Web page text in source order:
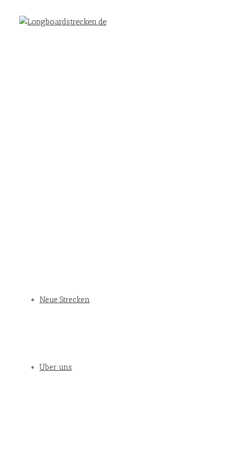
Neue Strecken
Über uns